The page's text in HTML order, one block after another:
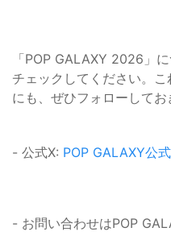
「POP GALAXY 2026」
チェックしてください。
にも、ぜひフォローしてお
- 公式X: POP GALAXY公
- お問い合わせはPOP